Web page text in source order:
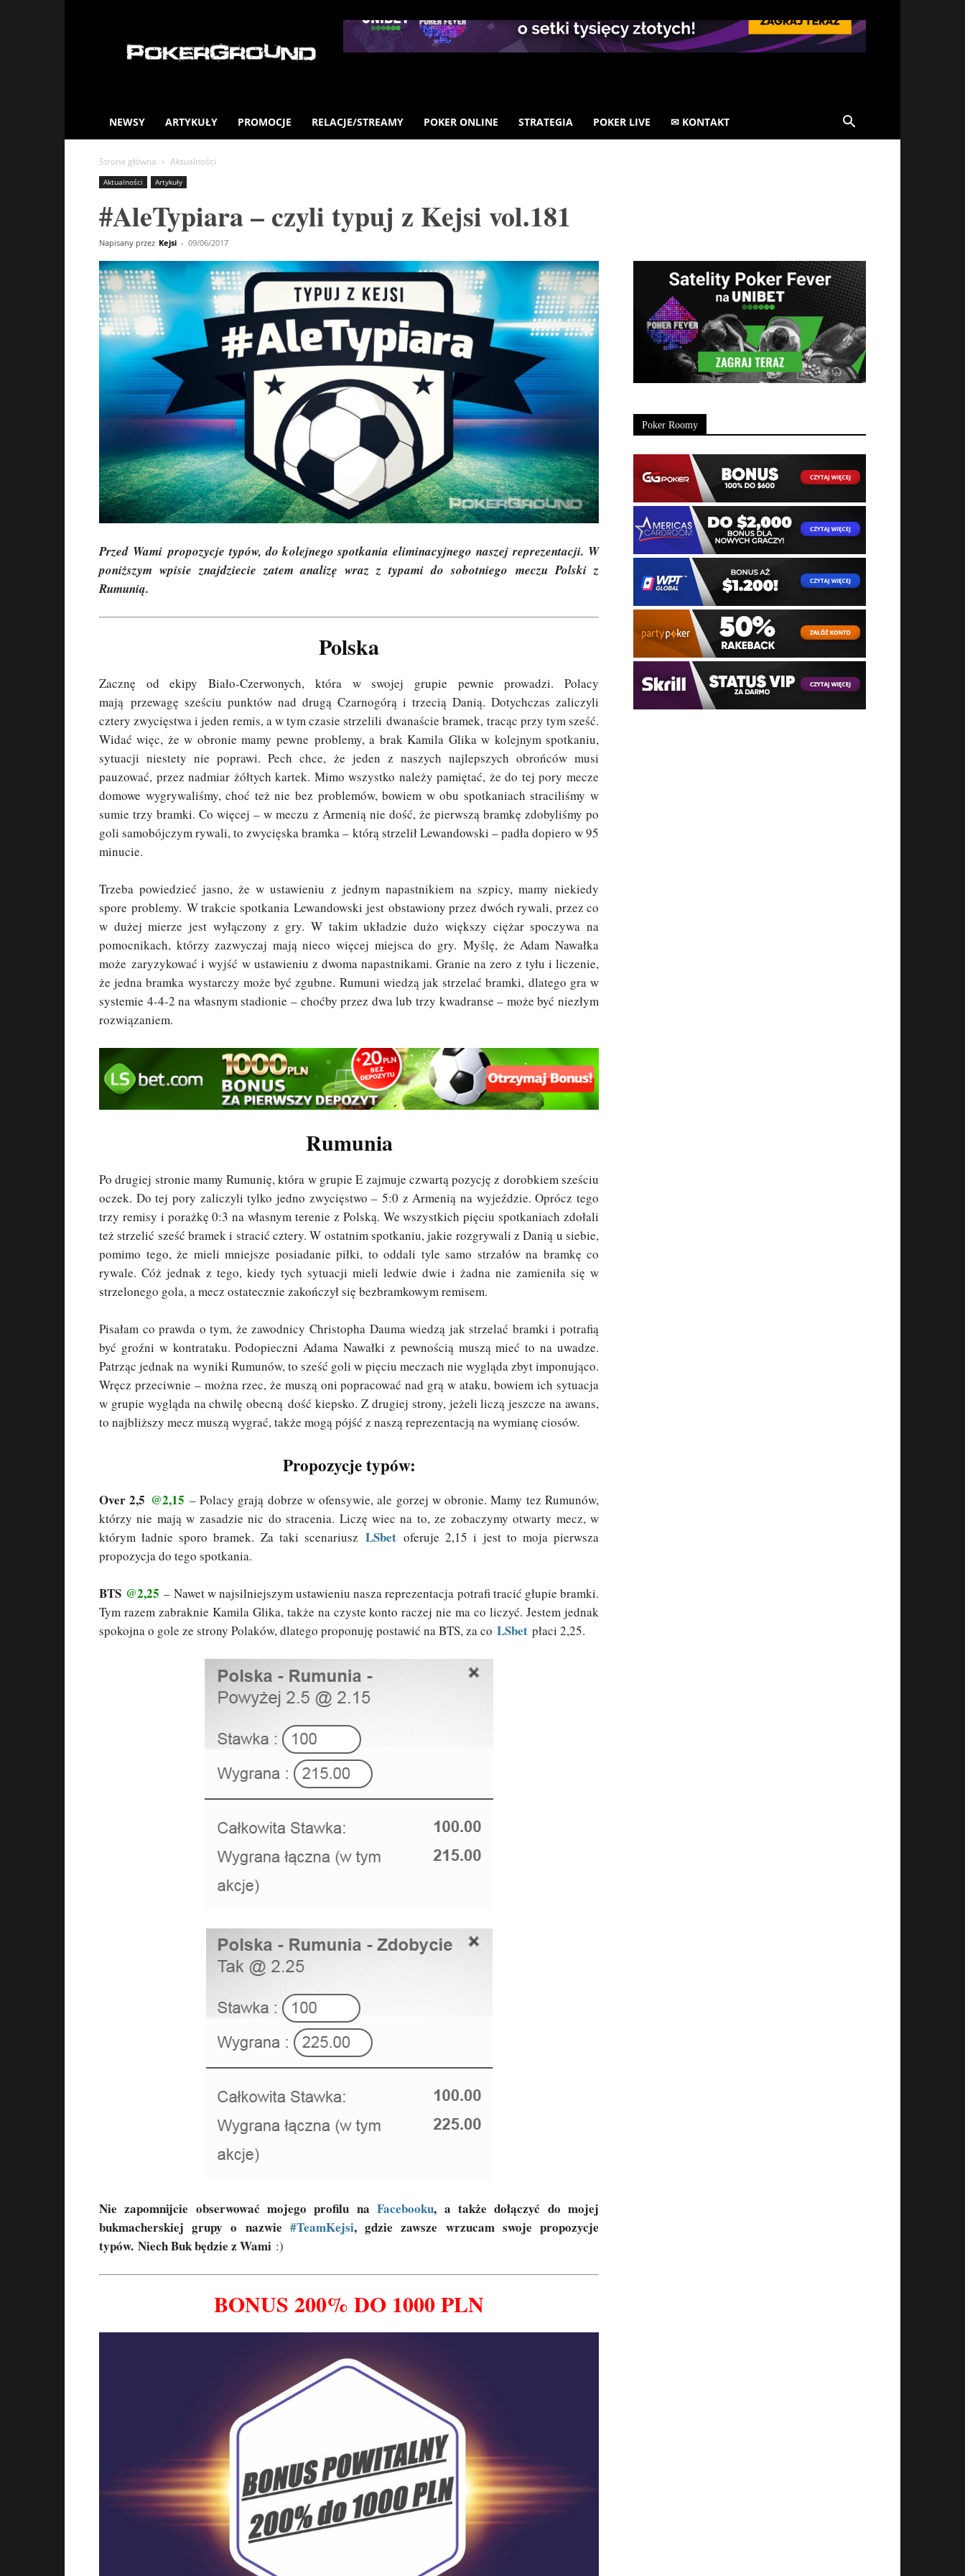
NEWSY ARTYKUŁY PROMOCJE RELACJE/STREAMY POKER ONLINE STRATEGIA POKER LIVE ✉ KONTAKT
Strona główna Aktualności
Aktualności Artykuły
#AleTypiara – czyli typuj z Kejsi vol.181
Napisany przez Kejsi - 09/06/2017
Przed Wami propozycje typów, do kolejnego spotkania eliminacyjnego naszej reprezentacji. W
poniższym wpisie znajdziecie zatem analizę wraz z typami do sobotniego meczu Polski z
Rumunią.
Polska
Zacznę od ekipy Biało-Czerwonych, która w swojej grupie pewnie prowadzi. Polacy
mają przewagę sześciu punktów nad drugą Czarnogórą i trzecią Danią. Dotychczas zaliczyli
cztery zwycięstwa i jeden remis, a w tym czasie strzelili dwanaście bramek, tracąc przy tym sześć.
Widać więc, że w obronie mamy pewne problemy, a brak Kamila Glika w kolejnym spotkaniu,
sytuacji niestety nie poprawi. Pech chce, że jeden z naszych najlepszych obrońców musi
pauzować, przez nadmiar żółtych kartek. Mimo wszystko należy pamiętać, że do tej pory mecze
domowe wygrywaliśmy, choć też nie bez problemów, bowiem w obu spotkaniach straciliśmy w
sumie trzy bramki. Co więcej – w meczu z Armenią nie dość, że pierwszą bramkę zdobyliśmy po
goli samobójczym rywali, to zwycięska bramka – którą strzelił Lewandowski – padła dopiero w 95
minucie.
Trzeba powiedzieć jasno, że w ustawieniu z jednym napastnikiem na szpicy, mamy niekiedy
spore problemy. W trakcie spotkania Lewandowski jest obstawiony przez dwóch rywali, przez co
w dużej mierze jest wyłączony z gry. W takim układzie dużo większy ciężar spoczywa na
pomocnikach, którzy zazwyczaj mają nieco więcej miejsca do gry. Myślę, że Adam Nawałka
może zaryzykować i wyjść w ustawieniu z dwoma napastnikami. Granie na zero z tyłu i liczenie,
że jedna bramka wystarczy może być zgubne. Rumuni wiedzą jak strzelać bramki, dlatego gra w
systemie 4-4-2 na własnym stadionie – choćby przez dwa lub trzy kwadranse – może być niezłym
rozwiązaniem.
Rumunia
Po drugiej stronie mamy Rumunię, która w grupie E zajmuje czwartą pozycję z dorobkiem sześciu
oczek. Do tej pory zaliczyli tylko jedno zwycięstwo – 5:0 z Armenią na wyjeździe. Oprócz tego
trzy remisy i porażkę 0:3 na własnym terenie z Polską. We wszystkich pięciu spotkaniach zdołali
też strzelić sześć bramek i stracić cztery. W ostatnim spotkaniu, jakie rozgrywali z Danią u siebie,
pomimo tego, że mieli mniejsze posiadanie piłki, to oddali tyle samo strzałów na bramkę co
rywale. Cóż jednak z tego, kiedy tych sytuacji mieli ledwie dwie i żadna nie zamieniła się w
strzelonego gola, a mecz ostatecznie zakończył się bezbramkowym remisem.
Pisałam co prawda o tym, że zawodnicy Christopha Dauma wiedzą jak strzelać bramki i potrafią
być groźni w kontrataku. Podopieczni Adama Nawałki z pewnością muszą mieć to na uwadze.
Patrząc jednak na wyniki Rumunów, to sześć goli w pięciu meczach nie wygląda zbyt imponująco.
Wręcz przeciwnie – można rzec, że muszą oni popracować nad grą w ataku, bowiem ich sytuacja
w grupie wygląda na chwilę obecną dość kiepsko. Z drugiej strony, jeżeli liczą jeszcze na awans,
to najbliższy mecz muszą wygrać, także mogą pójść z naszą reprezentacją na wymianę ciosów.
Propozycje typów:
Over 2,5 @2,15 – Polacy grają dobrze w ofensywie, ale gorzej w obronie. Mamy tez Rumunów,
którzy nie mają w zasadzie nic do stracenia. Liczę wiec na to, ze zobaczymy otwarty mecz, w
którym ładnie sporo bramek. Za taki scenariusz LSbet oferuje 2,15 i jest to moja pierwsza
propozycja do tego spotkania.
BTS @2,25 – Nawet w najsilniejszym ustawieniu nasza reprezentacja potrafi tracić głupie bramki.
Tym razem zabraknie Kamila Glika, także na czyste konto raczej nie ma co liczyć. Jestem jednak
spokojna o gole ze strony Polaków, dlatego proponuję postawić na BTS, za co LSbet płaci 2,25.
Nie zapomnijcie obserwować mojego profilu naFacebooku, a także dołączyć do mojej
bukmacherskiej grupy o nazwie #TeamKejsi, gdzie zawsze wrzucam swoje propozycje
typów. Niech Buk będzie z Wami :)
BONUS 200% DO 1000 PLN
Poker Roomy